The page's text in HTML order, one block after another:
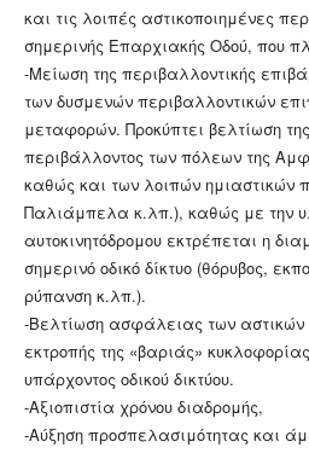
και τις λοιπές αστικοποιημένες
σημερινής Επαρχιακής Οδού, που
-Μείωση της περιβαλλοντικής
των δυσμενών περιβαλλοντικών
μεταφορών. Προκύπτει βελτίωση
περιβάλλοντος των πόλεων της
καθώς και των λοιπών ημιαστικών
Παλιάμπελα κ.λπ.), καθώς με την
αυτοκινητόδρομου εκτρέπεται η
σημερινό οδικό δίκτυο (θόρυβος,
ρύπανση κ.λπ.).
-Βελτίωση ασφάλειας των αστικών
εκτροπής της «βαριάς»
υπάρχοντος οδικού δικτύου.
-Αξιοπιστία χρόνου διαδρομής,
-Αύξηση προσπελασιμότητας και